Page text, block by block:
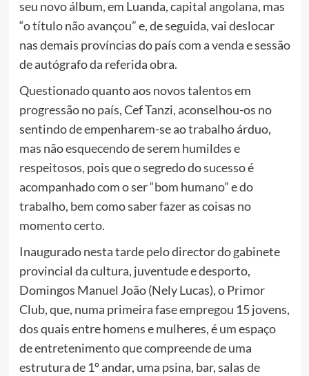
seu novo álbum, em Luanda, capital angolana, mas
“o título não avançou” e, de seguida, vai deslocar
nas demais províncias do país com a venda e sessão
de autógrafo da referida obra.
Questionado quanto aos novos talentos em
progressão no país, Cef Tanzi, aconselhou-os no
sentindo de empenharem-se ao trabalho árduo,
mas não esquecendo de serem humildes e
respeitosos, pois que o segredo do sucesso é
acompanhado com o ser “bom humano” e do
trabalho, bem como saber fazer as coisas no
momento certo.
Inaugurado nesta tarde pelo director do gabinete
provincial da cultura, juventude e desporto,
Domingos Manuel João (Nely Lucas), o Primor
Club, que, numa primeira fase empregou 15 jovens,
dos quais entre homens e mulheres, é um espaço
de entretenimento que compreende de uma
estrutura de 1º andar, uma psina, bar, salas de